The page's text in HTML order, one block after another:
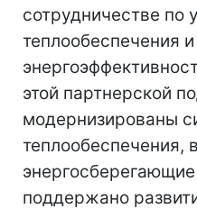
сотрудничестве
теплообеспечения и
этой партнерской
модернизированы
теплообеспечения,
поддержано